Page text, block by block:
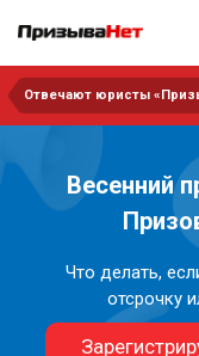
Отвечают юристы
Весенний
Что делать,
отсрочку